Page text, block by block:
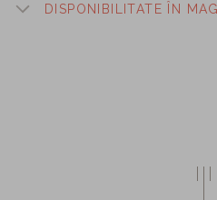
DISPONIBILITATE ÎN